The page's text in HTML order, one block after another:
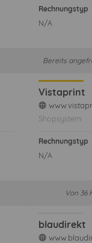
Rechnungstyp
N/A
Bereits
Vistaprint
web
Shopsystem
Rechnungstyp
N/A
Von 36
blaudirekt
web